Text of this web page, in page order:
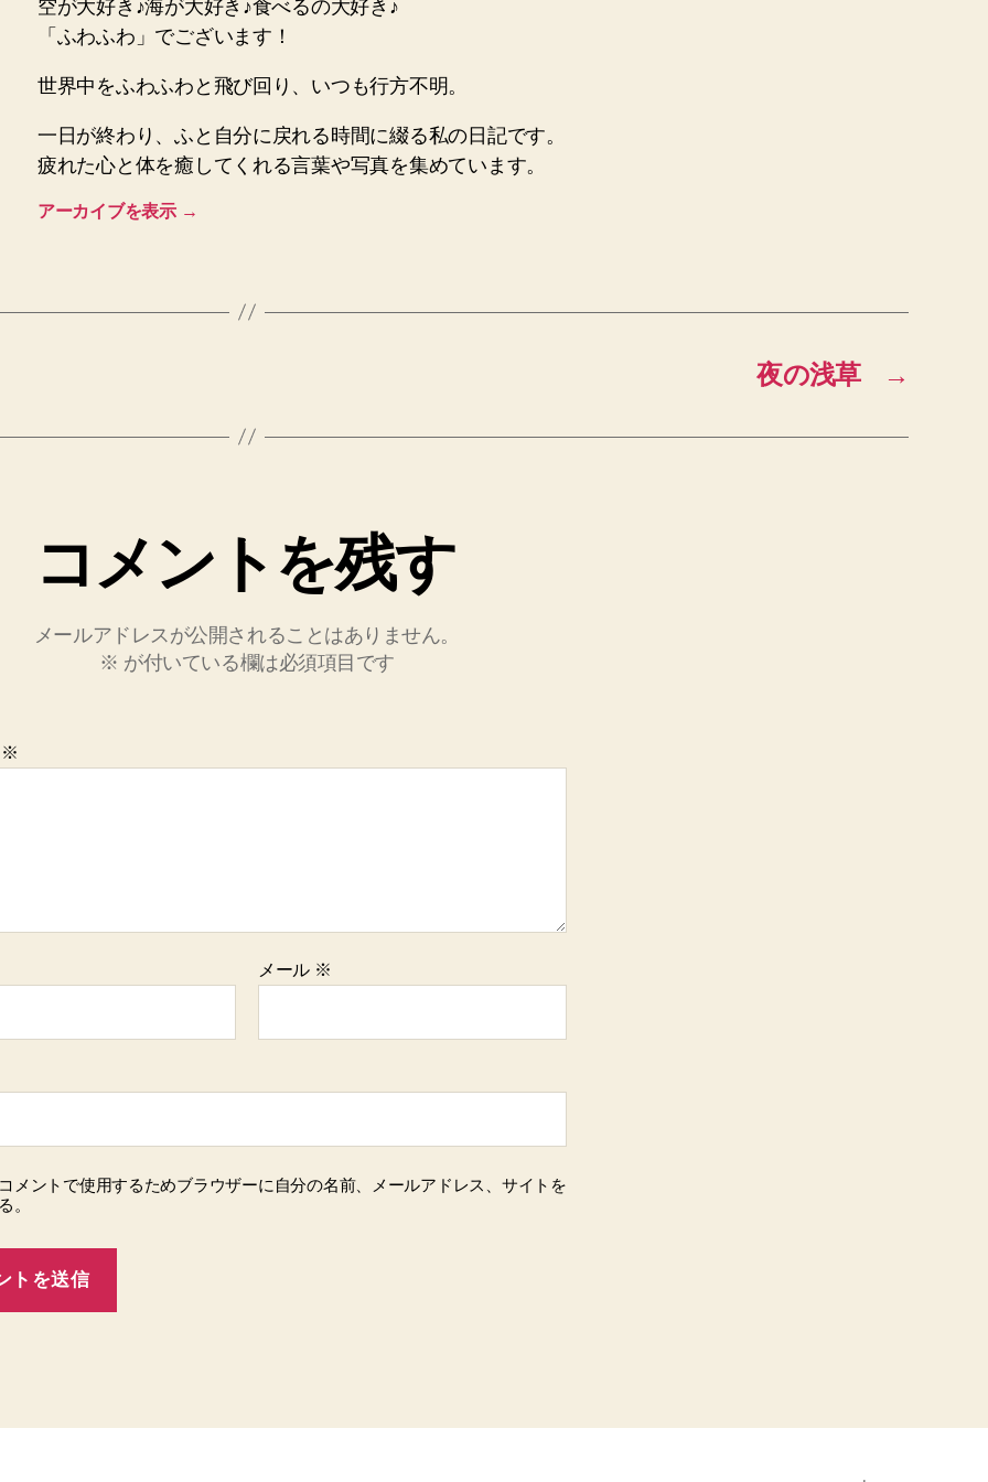
空が大好き♪海が大好き♪食べるの大好き♪
「ふわふわ」でございます！
世界中をふわふわと飛び回り、いつも行方不明。
一日が終わり、ふと自分に戻れる時間に綴る私の日記です。
疲れた心と体を癒してくれる言葉や写真を集めています。
アーカイブを表示 →
→
夜の浅草
コメントを残す
メールアドレスが公開されることはありません。
※ が付いている欄は必須項目です
※
メール ※
メントで使用するためブラウザーに自分の名前、メールアドレス、サイトを
。